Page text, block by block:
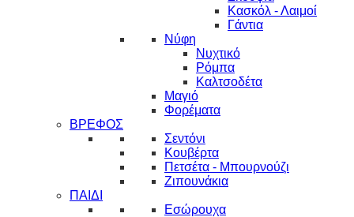
Κασκόλ - Λαιμοί
Γάντια
Νύφη
Νυχτικό
Ρόμπα
Καλτσοδέτα
Μαγιό
Φορέματα
ΒΡΕΦΟΣ
Σεντόνι
Κουβέρτα
Πετσέτα - Μπουρνούζι
Ζιπουνάκια
ΠΑΙΔΙ
Εσώρουχα